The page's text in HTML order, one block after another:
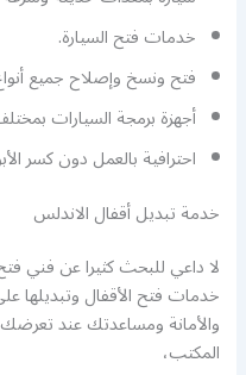
خدمات فتح السيارة.
فتح ونسخ وإصلاح جميع
أجهزة برمجة السيارات
احترافية بالعمل دون كسر
خدمة تبديل أقفال الاندلس
لا داعي للبحث كثيرا عن فني
خدمات فتح الأقفال وتبديلها
والأمانة ومساعدتك عند
المكتب،